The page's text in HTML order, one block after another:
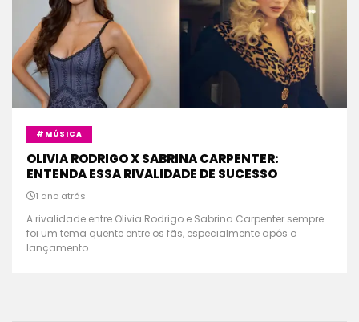
#MÚSICA
OLIVIA RODRIGO X SABRINA CARPENTER:
ENTENDA ESSA RIVALIDADE DE SUCESSO
1 ano atrás
A rivalidade entre Olivia Rodrigo e Sabrina Carpenter sempre
foi um tema quente entre os fãs, especialmente após o
lançamento...